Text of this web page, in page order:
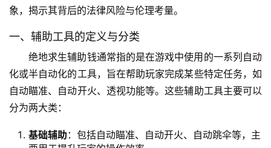
象，揭示其背后的法律风险与伦理考量。
一、辅助工具的定义与分类
绝地求生辅助钱通常指的是在游戏中使用的一系列自动
化或半自动化的工具，旨在帮助玩家完成某些特定任务，如
自动瞄准、自动开火、透视功能等。这些辅助工具主要可以
分为两大类：
基础辅助 ：包括自动瞄准、自动开火、自动跳伞等，主